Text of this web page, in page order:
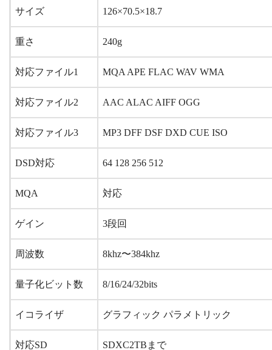
サイズ 126×70.5×18.7
重さ 240g
対応ファイル1 MQA APE FLAC WAV WMA
対応ファイル2 AAC ALAC AIFF OGG
対応ファイル3 MP3 DFF DSF DXD CUE ISO
DSD対応 64 128 256 512
MQA 対応
ゲイン 3段回
周波数 8khz〜384khz
量子化ビット数 8/16/24/32bits
イコライザ グラフィック パラメトリック
対応SD SDXC2TBまで